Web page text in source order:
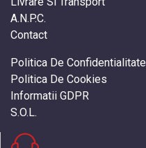
A.N.P.C.
Contact
Politica De Confidentialitate
Politica De Cookies
Informatii GDPR
S.O.L.